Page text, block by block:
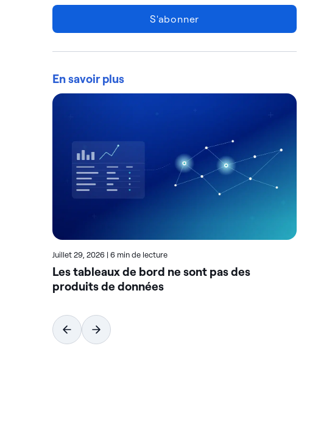
S'abonner
En savoir plus
Juillet 29, 2026 | 6 min de lecture
Les tableaux de bord ne sont pas des
produits de données